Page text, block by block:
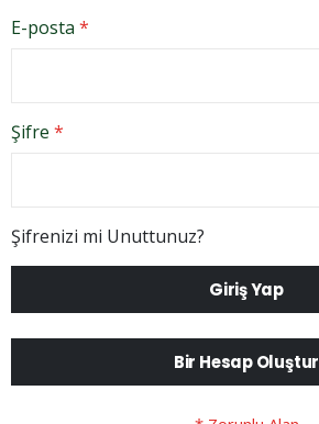
E-posta
Şifre
Şifrenizi mi Unuttunuz?
Giriş Yap
Bir Hesap Oluştur